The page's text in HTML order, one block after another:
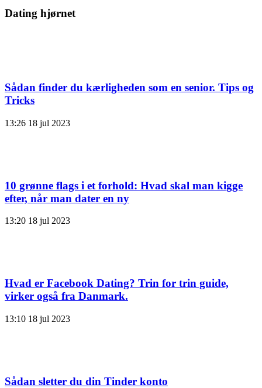
Dating hjørnet
Sådan finder du kærligheden som en senior. Tips og
Tricks
13:26 18 jul 2023
10 grønne flags i et forhold: Hvad skal man kigge
efter, når man dater en ny
13:20 18 jul 2023
Hvad er Facebook Dating? Trin for trin guide,
virker også fra Danmark.
13:10 18 jul 2023
Sådan sletter du din Tinder konto